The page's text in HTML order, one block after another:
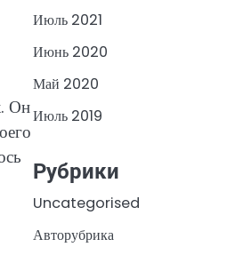
Он
Июль 2021
Июнь 2020
Май 2020
Июль 2019
Рубрики
Uncategorised
Авторубрика